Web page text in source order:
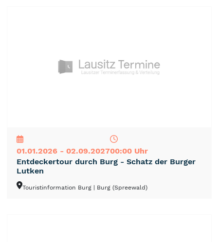
01.01.2026 - 02.09.202700:00 Uhr
Entdeckertour durch Burg - Schatz der Burger
Lutken
Touristinformation Burg | Burg (Spreewald)